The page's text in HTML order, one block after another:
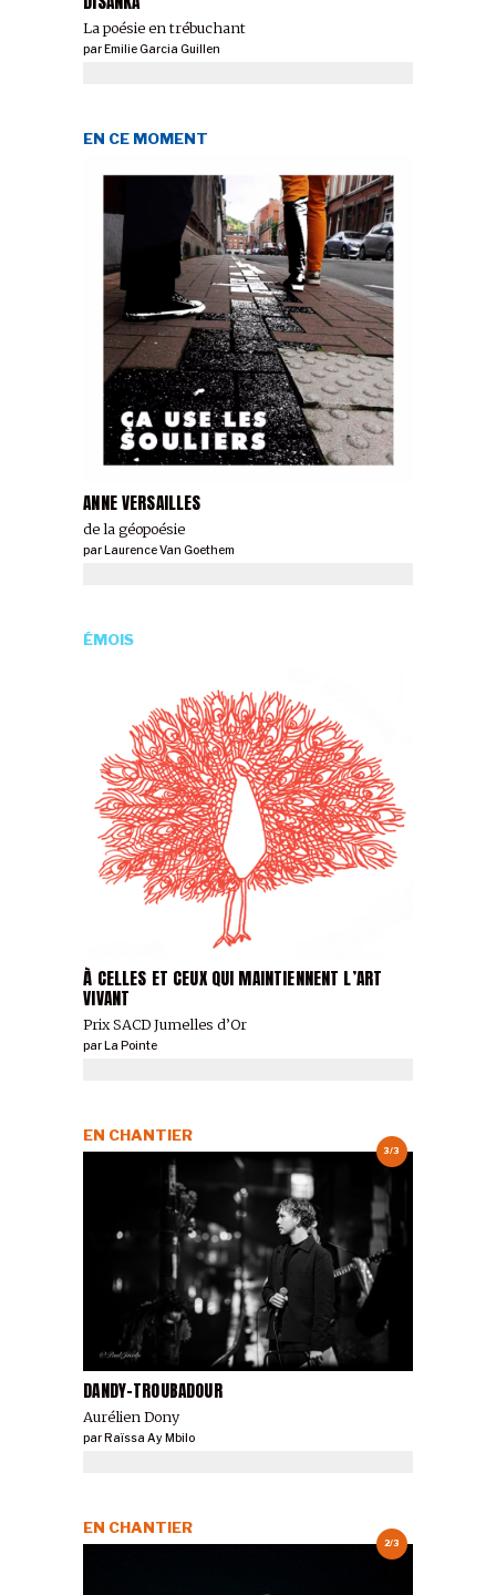
La poésie en trébuchant
par Emilie Garcia Guillen
ANNE VERSAILLES
de la géopoésie
EN CE MOMENT
parLaurence Van Goethem
À CELLES ET CEUX QUI MAINTIENNENT L’ART
VIVANT
Prix SACD Jumelles d’Or
ÉMOIS
parLa Pointe
3/3
DANDY-TROUBADOUR
Aurélien Dony
EN CHANTIER
parRaïssa Ay Mbilo
2/3
EN CHANTIER